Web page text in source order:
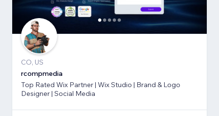
CO, US
rcompmedia
Top Rated Wix Partner | Wix Studio | Brand & Logo
Designer | Social Media